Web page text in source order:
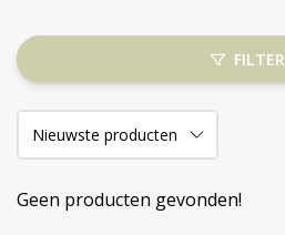
FILTER
Geen producten gevonden!